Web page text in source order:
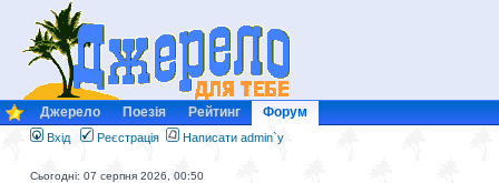
Джерело Поезія Рейтинг Форум
Вхід Реєстрація Написати admin`у
Сьогодні: 07 серпня 2026, 00:50